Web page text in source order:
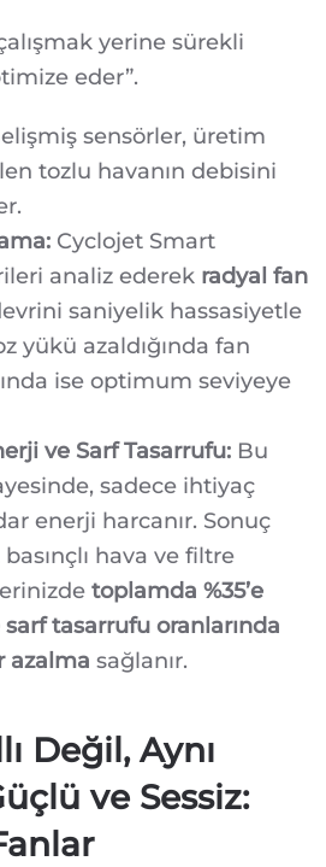
yerine sürekli
eder”.
sensörler, üretim
tozlu havanın debisini
Cyclojet Smart
analiz ederek radyal fan
saniyelik hassasiyetle
yükü azaldığında fan
ise optimum seviyeye
ve Sarf Tasarrufu: Bu
sadece ihtiyaç
enerji harcanır. Sonuç
hava ve filtre
toplamda %35’e
tasarrufu oranlarında
azalma sağlanır.
Değil, Aynı
ve Sessiz: